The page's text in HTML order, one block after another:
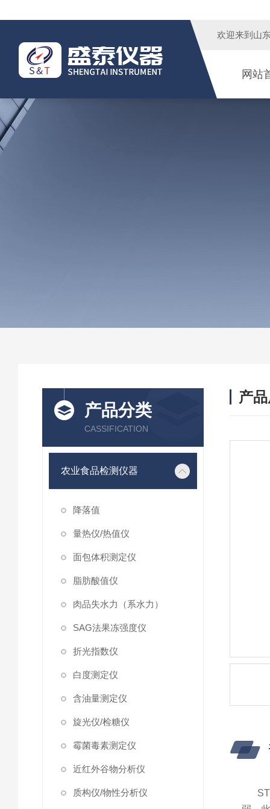
欢迎来到 山
网站
产品分类
CASSIFICATION
农业食品检测仪器
降落值
量热仪/热值仪
面包体积测定仪
脂肪酸值仪
肉品失水力（系水力）
SAG法果冻强度仪
折光指数仪
白度测定仪
含油量测定仪
旋光仪/检糖仪
霉菌毒素测定仪
近红外谷物分析仪
质构仪/物性分析仪
产